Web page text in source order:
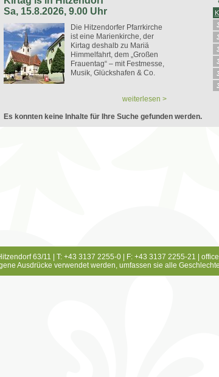
Sa, 15.8.2026, 9.00 Uhr
Die Hitzendorfer Pfarrkirche
ist eine Marienkirche, der
Kirtag deshalb zu Mariä
Himmelfahrt, dem „Großen
Frauentag“ – mit Festmesse,
Musik, Glückshafen & Co.
weiterlesen >
Es konnten keine Inhalte für Ihre Suche gefunden werden.
63/11 | T: +43 3137 2255-0 | F: +43 3137 2255-21 |
Ausdrücke verwendet werden, umfassen sie alle